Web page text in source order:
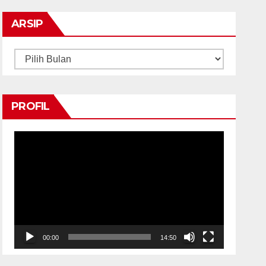
ARSIP
Arsip
PROFIL
00:00 14:50